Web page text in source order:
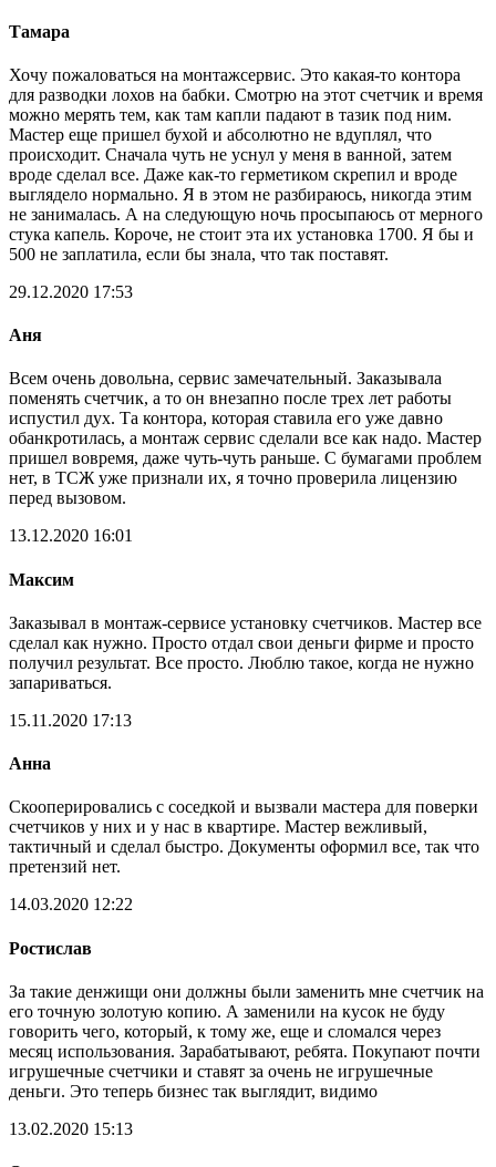
Тамара
Хочу пожаловаться на монтажсервис. Это какая-то контора
для разводки лохов на бабки. Смотрю на этот счетчик и время
можно мерять тем, как там капли падают в тазик под ним.
Мастер еще пришел бухой и абсолютно не вдуплял, что
происходит. Сначала чуть не уснул у меня в ванной, затем
вроде сделал все. Даже как-то герметиком скрепил и вроде
выглядело нормально. Я в этом не разбираюсь, никогда этим
не занималась. А на следующую ночь просыпаюсь от мерного
стука капель. Короче, не стоит эта их установка 1700. Я бы и
500 не заплатила, если бы знала, что так поставят.
29.12.2020 17:53
Аня
Всем очень довольна, сервис замечательный. Заказывала
поменять счетчик, а то он внезапно после трех лет работы
испустил дух. Та контора, которая ставила его уже давно
обанкротилась, а монтаж сервис сделали все как надо. Мастер
пришел вовремя, даже чуть-чуть раньше. С бумагами проблем
нет, в ТСЖ уже признали их, я точно проверила лицензию
перед вызовом.
13.12.2020 16:01
Максим
Заказывал в монтаж-сервисе установку счетчиков. Мастер все
сделал как нужно. Просто отдал свои деньги фирме и просто
получил результат. Все просто. Люблю такое, когда не нужно
запариваться.
15.11.2020 17:13
Анна
Скооперировались с соседкой и вызвали мастера для поверки
счетчиков у них и у нас в квартире. Мастер вежливый,
тактичный и сделал быстро. Документы оформил все, так что
претензий нет.
14.03.2020 12:22
Ростислав
За такие денжищи они должны были заменить мне счетчик на
его точную золотую копию. А заменили на кусок не буду
говорить чего, который, к тому же, еще и сломался через
месяц использования. Зарабатывают, ребята. Покупают почти
игрушечные счетчики и ставят за очень не игрушечные
деньги. Это теперь бизнес так выглядит, видимо
13.02.2020 15:13